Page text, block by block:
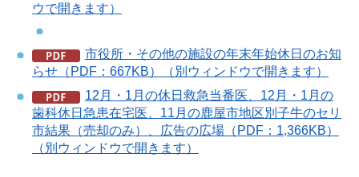
ウで開きます）
市役所・その他の施設の年末年始休日のお知
らせ（PDF：667KB）（別ウィンドウで開きます）
12月・1月の休日救急当番医、12月・1月の
歯科休日急患在宅医、11月の鹿屋市地区別子牛のセリ
市結果（売却のみ）、広告の広場（PDF：1,366KB）
（別ウィンドウで開きます）